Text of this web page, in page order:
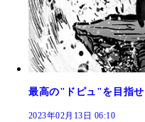
最高の"ドピュ"を目指
2023年02月13日 06:10